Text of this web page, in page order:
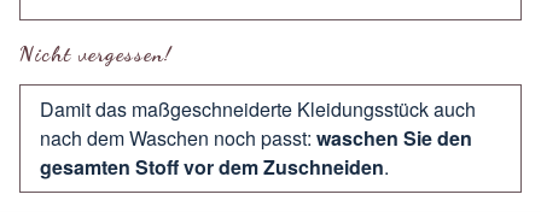
Nicht vergessen!
Damit das maßgeschneiderte Kleidungsstück auch
nach dem Waschen noch passt: waschen Sie den
gesamten Stoff vor dem Zuschneiden.